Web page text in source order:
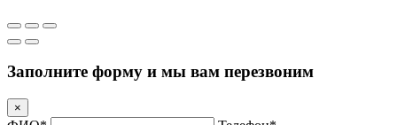
Заполните форму и мы вам перезвоним
×